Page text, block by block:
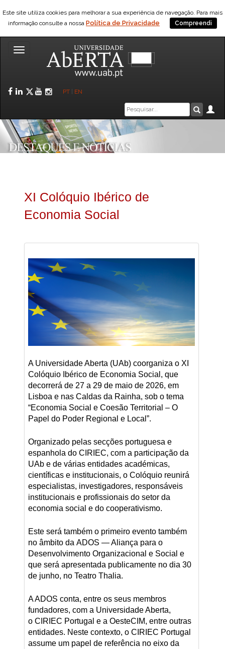
Este site utiliza cookies para melhorar a sua experiência de navegação. Para mais
informação consulte a nossa Política de Privacidade Compreendi
Toggle
Facebook
LinkedIn
Twitter
YouTube
Instagram
PT EN
Caixa
de
pesquisa
XI Colóquio Ibérico de
Economia Social
A Universidade Aberta (UAb) coorganiza o XI
Colóquio Ibérico de Economia Social, que
decorrerá de 27 a 29 de maio de 2026, em
Lisboa e nas Caldas da Rainha, sob o tema
“Economia Social e Coesão Territorial – O
Papel do Poder Regional e Local”.
Organizado pelas secções portuguesa e
espanhola do CIRIEC, com a participação da
UAb e de várias entidades académicas,
científicas e institucionais, o Colóquio reunirá
especialistas, investigadores, responsáveis
institucionais e profissionais do setor da
economia social e do cooperativismo.
Este será também o primeiro evento também
no âmbito da ADOS — Aliança para o
Desenvolvimento Organizacional e Social e
que será apresentada publicamente no dia 30
de junho, no Teatro Thalia.
A ADOS conta, entre os seus membros
fundadores, com a Universidade Aberta,
o CIRIEC Portugal e a OesteCIM, entre outras
entidades. Neste contexto, o CIRIEC Portugal
assume um papel de referência no eixo da